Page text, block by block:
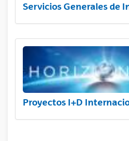
Servicios Generales de
Proyectos I+D